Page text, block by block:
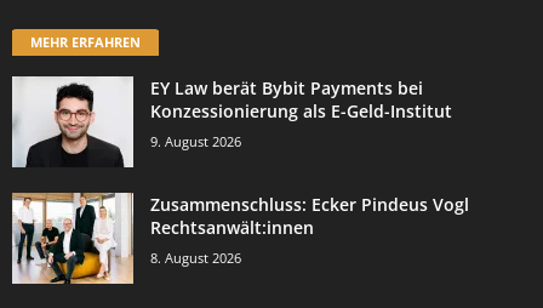
MEHR ERFAHREN
EY Law berät Bybit Payments bei
Konzessionierung als E-Geld-Institut
9. August 2026
Zusammenschluss: Ecker Pindeus Vogl
Rechtsanwält:innen
8. August 2026